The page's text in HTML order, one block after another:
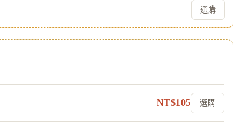
選購
NT$105 選購